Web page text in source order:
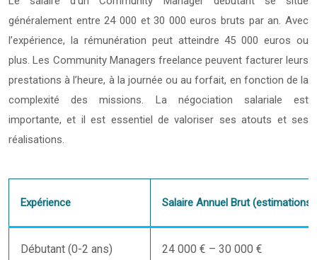
généralement entre 24 000 et 30 000 euros bruts par an. Avec
l’expérience, la rémunération peut atteindre 45 000 euros ou
plus. Les Community Managers freelance peuvent facturer leurs
prestations à l’heure, à la journée ou au forfait, en fonction de la
complexité des missions. La négociation salariale est
importante, et il est essentiel de valoriser ses atouts et ses
réalisations.
Expérience Salaire Annuel Brut (estimations)
Débutant (0-2 ans) 24 000 € – 30 000 €